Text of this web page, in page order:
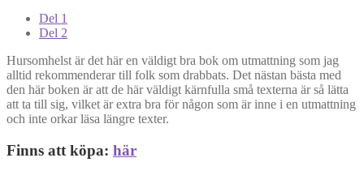
Del 1
Del 2
Hursomhelst är det här en väldigt bra bok om utmattning som jag
alltid rekommenderar till folk som drabbats. Det nästan bästa med
den här boken är att de här väldigt kärnfulla små texterna är så lätta
att ta till sig, vilket är extra bra för någon som är inne i en utmattning
och inte orkar läsa längre texter.
Finns att köpa: här